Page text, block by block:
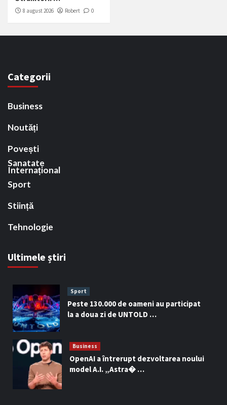
8 august 2026 Robert 0
Categorii
Business
Noutăți
Povești
Internațional
Sanatate
Sport
Stiință
Tehnologie
Ultimele știri
Sport
Peste 130.000 de oameni au participat
la a doua zi de UNTOLD …
Business
OpenAI a întrerupt dezvoltarea noului
model A.I. „Astra� …